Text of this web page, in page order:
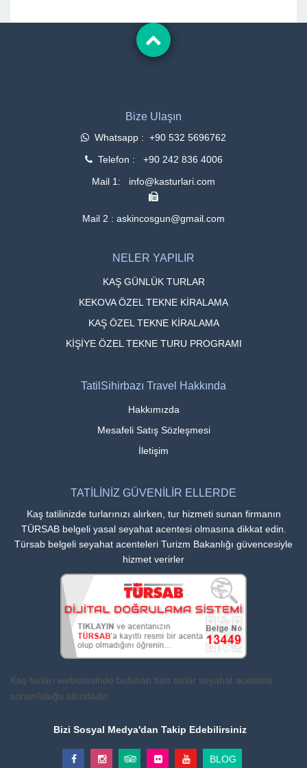
Bize Ulaşın
Whatsapp : +90 532 5696762
Telefon : +90 242 836 4006
Mail 1: info@kasturlari.com
Mail 2 : askincosgun@gmail.com
NELER YAPILIR
KAŞ GÜNLÜK TURLAR
KEKOVA ÖZEL TEKNE KİRALAMA
KAŞ ÖZEL TEKNE KİRALAMA
KİŞİYE ÖZEL TEKNE TURU PROGRAMI
TatilSihirbazı Travel Hakkında
Hakkımızda
Mesafeli Satış Sözleşmesi
İletişim
TATİLİNİZ GÜVENİLİR ELLERDE
Kaş tatilinizde turlarınızı alırken, tur hizmeti sunan firmanın
TÜRSAB belgeli yasal seyahat acentesi olmasına dikkat edin.
Türsab belgeli seyahat acenteleri Turizm Bakanlığı güvencesiyle
hizmet verirler
Kaş turları websitesinde bulunan tüm turlar seyahat acentesi
sorumluluğu altındadır.
Bizi Sosyal Medya'dan Takip Edebilirsiniz
BLOG